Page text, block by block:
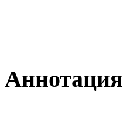
Аннотация